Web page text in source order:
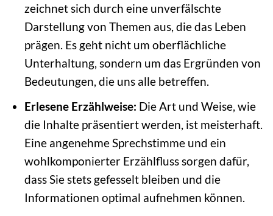
zeichnet sich durch eine unverfälschte
Darstellung von Themen aus, die das Leben
prägen. Es geht nicht um oberflächliche
Unterhaltung, sondern um das Ergründen von
Bedeutungen, die uns alle betreffen.
Erlesene Erzählweise: Die Art und Weise, wie
die Inhalte präsentiert werden, ist meisterhaft.
Eine angenehme Sprechstimme und ein
wohlkomponierter Erzählfluss sorgen dafür,
dass Sie stets gefesselt bleiben und die
Informationen optimal aufnehmen können.